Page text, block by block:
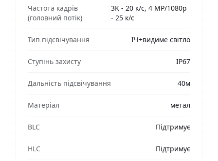
Частота кадрів
(головний потік)
3K - 20 к/с, 4 MP/1080p
- 25 к/с
Тип підсвічування ІЧ+видиме світло
Ступінь захисту IP67
Дальність підсвічування 40м
Матеріал метал
BLC Підтримує
HLC Підтримує